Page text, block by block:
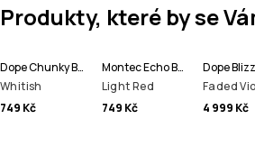
Produkty, které by se
Dope Chunky Beanie čepice
Whitish
749 Kč
Montec Echo Beanie čepice
Light Red
749 Kč
Faded
4 999 Kč